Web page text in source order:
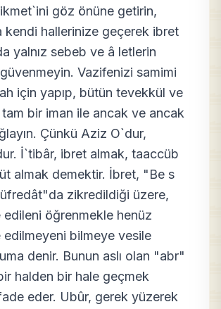
göz önüne getirin,
kendi hallerinize geçerek ibret
yalnız sebeb ve â letlerin
Vazifenizi samimi
için yapıp, bütün tevekkül ve
bir iman ile ancak ve ancak
Çünkü Aziz O`dur,
İ`tibâr, ibret almak, taaccüb
almak demektir. İbret, "Be s
zikredildiği üzere,
edileni öğrenmekle henüz
edilmeyeni bilmeye vesile
denir. Bunun aslı olan "abr"
halden bir hale geçmek
eder. Ubûr, gerek yüzerek